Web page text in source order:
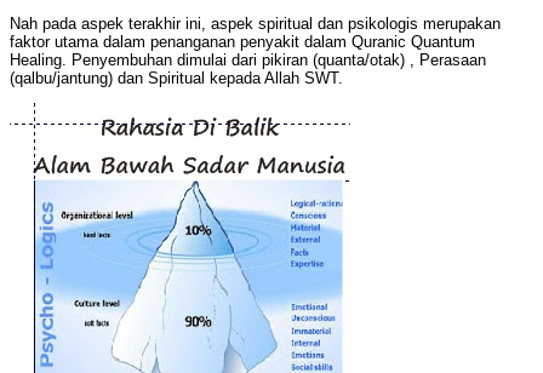
Nah pada aspek terakhir ini, aspek spiritual dan psikologis merupakan
faktor utama dalam penanganan penyakit dalam Quranic Quantum
Healing. Penyembuhan dimulai dari pikiran (quanta/otak) , Perasaan
(qalbu/jantung) dan Spiritual kepada Allah SWT.